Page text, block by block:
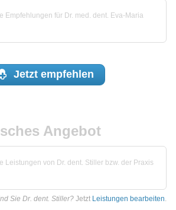
Empfehlungen für Dr. med. dent. Eva-Maria
Jetzt empfehlen
Angebot
Leistungen von Dr. dent. Stiller bzw. der Praxis
Sie Dr. dent. Stiller? Jetzt Leistungen bearbeiten.